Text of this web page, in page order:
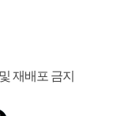
재배포 금지